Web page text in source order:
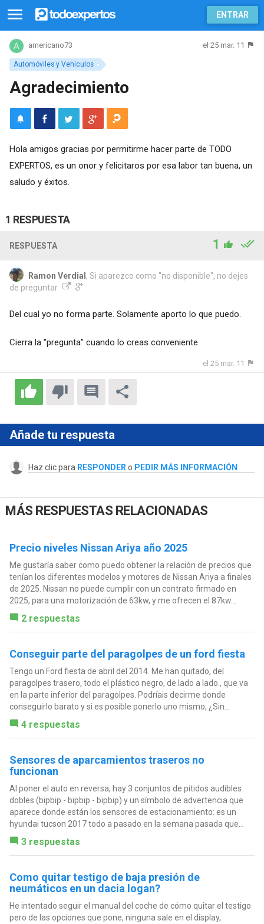
ENTRAR
Automóviles y Vehículos
americano73 el 25 mar. 11
Agradecimiento
Hola amigos gracias por permitirme hacer parte de TODO
EXPERTOS, es un onor y felicitaros por esa labor tan buena, un
saludo y éxitos.
1 RESPUESTA
RESPUESTA 1
Ramon Verdial , Si aparezco como "no disponible", no dejes
de preguntar
Del cual yo no forma parte. Solamente aporto lo que puedo.
Cierra la "pregunta" cuando lo creas conveniente.
el 25 mar. 11
Añade tu respuesta
Haz clic para RESPONDER o PEDIR MÁS INFORMACIÓN
MÁS RESPUESTAS RELACIONADAS
Precio niveles Nissan Ariya año 2025
Me gustaría saber como puedo obtener la relación de precios que
tenían los diferentes modelos y motores de Nissan Ariya a finales
de 2025. Nissan no puede cumplir con un contrato firmado en
2025, para una motorización de 63kw, y me ofrecen el 87kw...
2 respuestas
Conseguir parte del paragolpes de un ford fiesta
Tengo un Ford fiesta de abril del 2014. Me han quitado, del
paragolpes trasero, todo el plástico negro, de lado a lado., que va
en la parte inferior del paragolpes. Podríais decirme donde
conseguirlo barato y si es posible ponerlo uno mismo, ¿Sin...
4 respuestas
Sensores de aparcamientos traseros no
funcionan
Al poner el auto en reversa, hay 3 conjuntos de pitidos audibles
dobles (bipbip - bipbip - bipbip) y un símbolo de advertencia que
aparece donde están los sensores de estacionamiento: es un
hyundai tucson 2017 todo a pasado en la semana pasada que...
3 respuestas
Como quitar testigo de baja presión de
neumáticos en un dacia logan?
He intentado seguir el manual del coche de cómo quitar el testigo
pero de las opciones que pone, ninguna sale en el display,